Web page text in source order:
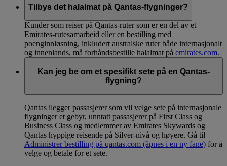
Tilbys det halalmat på Qantas-flygninger?
Kunder som reiser på Qantas-ruter som er en del av et
Emirates-rutesamarbeid eller en bestilling med
poenginnløsning, inkludert australske ruter både internasjonalt
og innenlands, må forhåndsbestille halalmat på emirates.com.
Kan jeg be om et spesifikt sete på en Qantas-
flygning?
Qantas ilegger passasjerer som vil velge sete på internasjonale
flygninger et gebyr, unntatt passasjerer på First Class og
Business Class og medlemmer av Emirates Skywards og
Qantas hyppige reisende på Silver-nivå og høyere. Gå til
Administrer bestilling på qantas.com (åpnes i en ny fane) for å
velge og betale for et sete.